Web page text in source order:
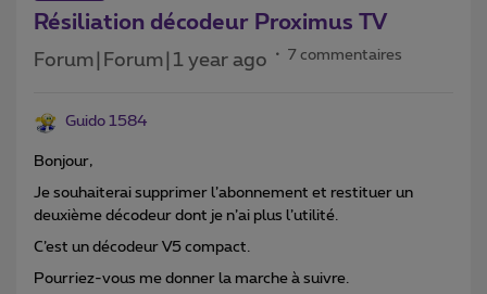
Résiliation décodeur Proximus TV
Forum|Forum|1 year ago 7 commentaires
Guido 1584
Bonjour,
Je souhaiterai supprimer l’abonnement et restituer un
deuxième décodeur dont je n’ai plus l’utilité.
C’est un décodeur V5 compact.
Pourriez-vous me donner la marche à suivre.